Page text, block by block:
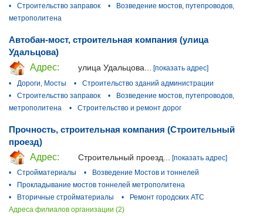
•
Строительство заправок •
Возведение мостов, путепроводов,
метрополитена
Автобан-мост, строительная компания (улица
Удальцова)
Адрес:
улица Удальцова...
[показать адрес]
•
Дороги, Мосты •
Строительство зданий администрации
•
Строительство заправок •
Возведение мостов, путепроводов,
метрополитена
• Строительство и ремонт дорог
Прочность, строительная компания (Строительный
проезд)
Адрес:
Строительный проезд...
[показать адрес]
•
Стройматериалы •
Возведение Мостов и тоннелей
•
Прокладывание мостов тоннелей метрополитена
•
Вторичные стройматериалы •
Ремонт городских АТС
Адреса филиалов организации (2)